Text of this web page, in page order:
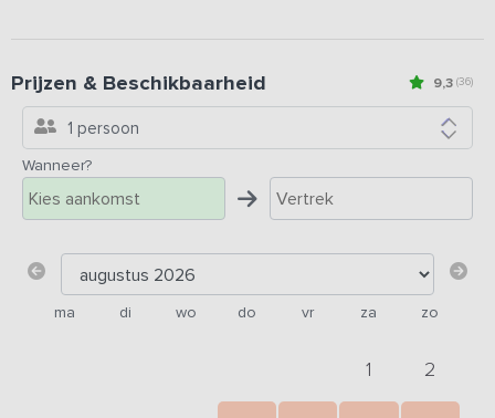
9,3 (36)
Prijzen & Beschikbaarheid
1 persoon
Wanneer?
ma di wo do vr za zo
1 2